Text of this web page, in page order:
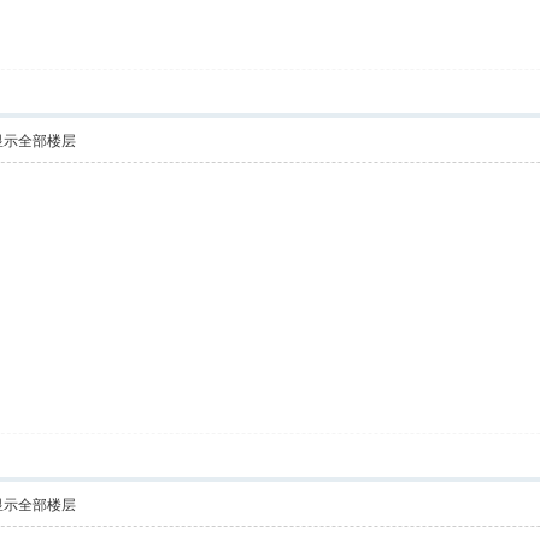
示全部楼层
示全部楼层